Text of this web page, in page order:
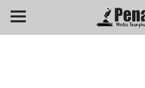
menuj